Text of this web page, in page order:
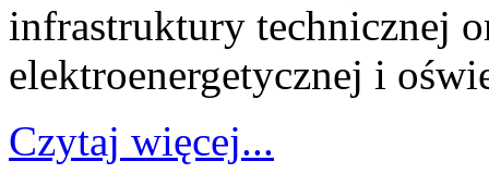
infrastruktury technicznej
elektroenergetycznej i
Czytaj więcej...